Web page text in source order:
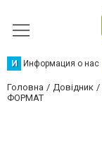
И Информация о нас
Головна Довідник
ФОРМАТ